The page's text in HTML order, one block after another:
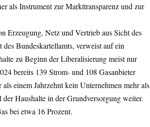
als Instrument zur Markttransparenz und zur
Erzeugung, Netz und Vertrieb aus Sicht des
Bundeskartellamts, verweist auf ein
zu Beginn der Liberalisierung meist nur
bereits 139 Strom- und 108 Gasanbieter
einem Jahrzehnt kein Unternehmen mehr als
Haushalte in der Grundversorgung weiter.
bei etwa 16 Prozent.